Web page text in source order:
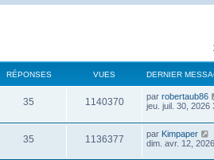
RÉPONSES VUES DERNIER
35 1140370 par robertaub86
jeu. juil. 30, 2026
35 1136377 par Kimpaper
dim. avr. 12,